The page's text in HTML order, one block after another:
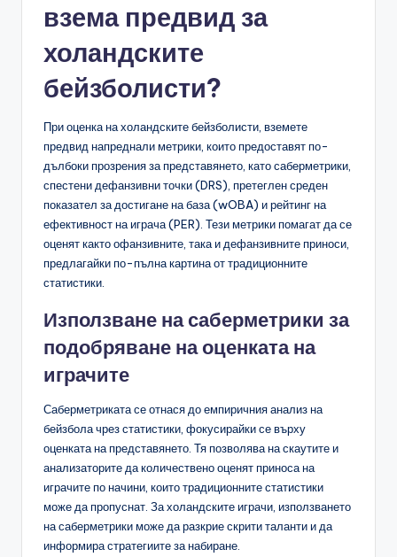
взема предвид за
холандските
бейзболисти?
При оценка на холандските бейзболисти, вземете
предвид напреднали метрики, които предоставят по-
дълбоки прозрения за представянето, като саберметрики,
спестени дефанзивни точки (DRS), претеглен среден
показател за достигане на база (wOBA) и рейтинг на
ефективност на играча (PER). Тези метрики помагат да се
оценят както офанзивните, така и дефанзивните приноси,
предлагайки по-пълна картина от традиционните
статистики.
Използване на саберметрики за
подобряване на оценката на
играчите
Саберметриката се отнася до емпиричния анализ на
бейзбола чрез статистики, фокусирайки се върху
оценката на представянето. Тя позволява на скаутите и
анализаторите да количествено оценят приноса на
играчите по начини, които традиционните статистики
може да пропуснат. За холандските играчи, използването
на саберметрики може да разкрие скрити таланти и да
информира стратегиите за набиране.